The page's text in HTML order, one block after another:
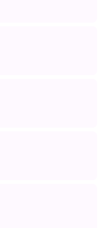
李斯丹妮 敖子逸 林述巍 董克平